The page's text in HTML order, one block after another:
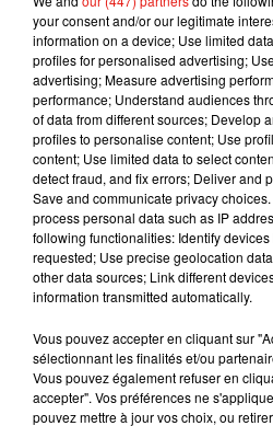
important, néfaste pour le
nouveau, stockez votre sapin
comme un garage, et donnez lui
surtout s'il y a du gel.
Musique
Julien Lieb
dans son
your consent and/or our legitimate
information on a device; Use limited
profiles for personalised advertising;
advertising; Measure advertising
performance; Understand audiences
of data from different sources; Develop
profiles to personalise content; Use
content; Use limited data to select
detect fraud, and fix errors; Deliver and
Save and communicate privacy
process personal data such as IP
following functionalities: Identify
requested; Use precise geolocation
other data sources; Link different
information transmitted automatically.
Vous pouvez accepter en cliquant sur
sélectionnant les finalités et/ou
Vous pouvez également refuser en
accepter". Vos préférences ne
pouvez mettre à jour vos choix, ou